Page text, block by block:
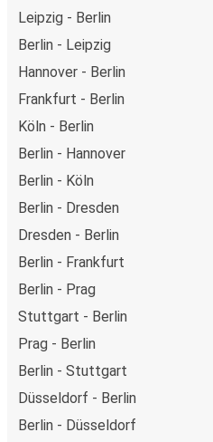
Leipzig - Berlin
Berlin - Leipzig
Hannover - Berlin
Frankfurt - Berlin
Köln - Berlin
Berlin - Hannover
Berlin - Köln
Berlin - Dresden
Dresden - Berlin
Berlin - Frankfurt
Berlin - Prag
Stuttgart - Berlin
Prag - Berlin
Berlin - Stuttgart
Düsseldorf - Berlin
Berlin - Düsseldorf